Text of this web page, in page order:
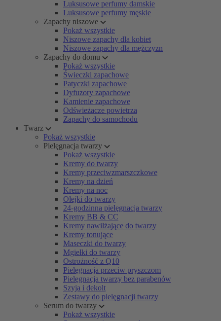
Luksusowe perfumy damskie
Luksusowe perfumy męskie
Zapachy niszowe
Pokaż wszystkie
Niszowe zapachy dla kobiet
Niszowe zapachy dla mężczyzn
Zapachy do domu
Pokaż wszystkie
Świeczki zapachowe
Patyczki zapachowe
Dyfuzory zapachowe
Kamienie zapachowe
Odświeżacze powietrza
Zapachy do samochodu
Twarz
Pokaż wszystkie
Pielęgnacja twarzy
Pokaż wszystkie
Kremy do twarzy
Kremy przeciwzmarszczkowe
Kremy na dzień
Kremy na noc
Olejki do twarzy
24-godzinna pielęgnacja twarzy
Kremy BB & CC
Kremy nawilżające do twarzy
Kremy tonujące
Maseczki do twarzy
Mgiełki do twarzy
Ostrożność z Q10
Pielęgnacja przeciw pryszczom
Pielęgnacja twarzy bez parabenów
Szyja i dekolt
Zestawy do pielęgnacji twarzy
Serum do twarzy
Pokaż wszystkie